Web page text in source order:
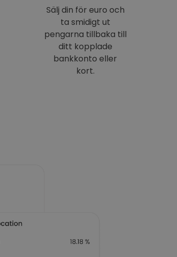
Sälj din för euro och
ta smidigt ut
pengarna tillbaka till
ditt kopplade
bankkonto eller
kort.